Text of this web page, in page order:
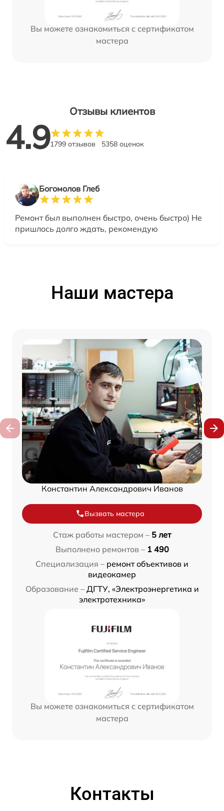
Вы можете ознакомиться с сертификатом
мастера
Отзывы клиентов
4.91799 отзывов 5358 оценок
Богомолов Глеб
Ремонт был выполнен быстро, очень быстро) Не
пришлось долго ждать, рекомендую
Наши мастера
Константин Александрович Иванов
Вызвать мастера
Стаж работы мастером – 5 лет
Выполнено ремонтов – 1 490
Специализация – ремонт объективов и
видеокамер
Образование – ДГТУ, «Электроэнергетика и
электротехника»
Вы можете ознакомиться с сертификатом
мастера
Контакты